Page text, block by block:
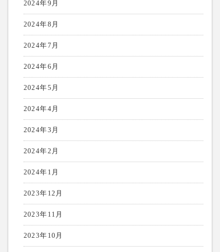
2024年9月
2024年8月
2024年7月
2024年6月
2024年5月
2024年4月
2024年3月
2024年2月
2024年1月
2023年12月
2023年11月
2023年10月